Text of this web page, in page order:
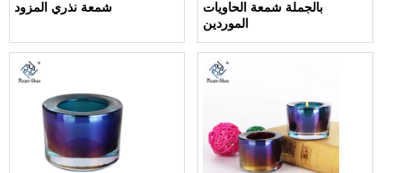
شمعة نذري المزود
بالجملة شمعة الحاويات
الموردين